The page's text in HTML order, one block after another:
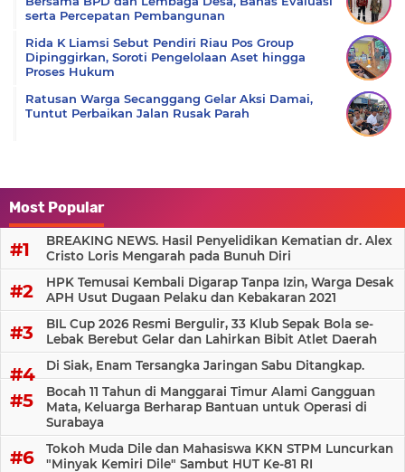
serta Percepatan Pembangunan
Rida K Liamsi Sebut Pendiri Riau Pos Group
Dipinggirkan, Soroti Pengelolaan Aset hingga
Proses Hukum
Ratusan Warga Secanggang Gelar Aksi Damai,
Tuntut Perbaikan Jalan Rusak Parah
Most Popular
BREAKING NEWS. Hasil Penyelidikan Kematian dr. Alex
Cristo Loris Mengarah pada Bunuh Diri
HPK Temusai Kembali Digarap Tanpa Izin, Warga Desak
APH Usut Dugaan Pelaku dan Kebakaran 2021
BIL Cup 2026 Resmi Bergulir, 33 Klub Sepak Bola se-
Lebak Berebut Gelar dan Lahirkan Bibit Atlet Daerah
Di Siak, Enam Tersangka Jaringan Sabu Ditangkap.
Bocah 11 Tahun di Manggarai Timur Alami Gangguan
Mata, Keluarga Berharap Bantuan untuk Operasi di
Surabaya
Tokoh Muda Dile dan Mahasiswa KKN STPM Luncurkan
"Minyak Kemiri Dile" Sambut HUT Ke-81 RI